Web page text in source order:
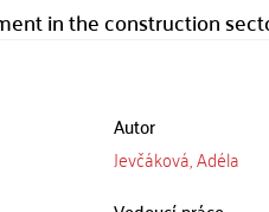
in the construction
Autor
Jevčáková, Adéla